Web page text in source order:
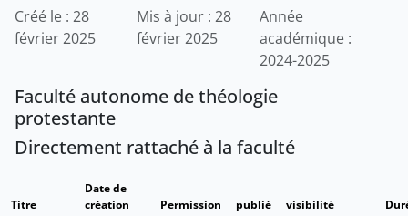
Créé le : 28
février 2025
Mis à jour : 28
février 2025
Année
académique :
2024-2025
Faculté autonome de théologie
protestante
Directement rattaché à la faculté
Titre
Date de
création
Permission publié visibilité